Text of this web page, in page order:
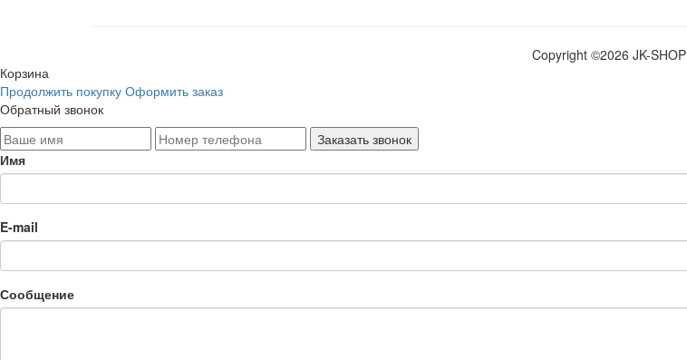
Copyright ©2026 JK-SHOP
Корзина
Продолжить покупку Оформить заказ
Обратный звонок
Имя
E-mail
Сообщение